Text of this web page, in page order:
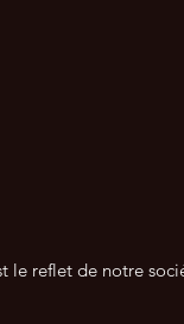
le reflet de notre